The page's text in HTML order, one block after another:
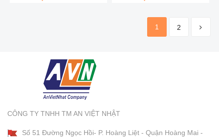
1 2
CÔNG TY TNHH TM AN VIỆT NHẬT
Số 51 Đường Ngọc Hồi- P. Hoàng Liệt - Quận Hoàng Mai -